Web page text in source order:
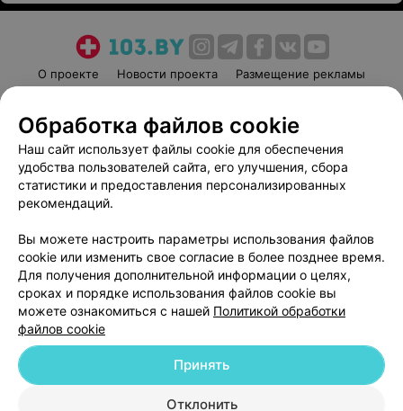
О проекте Новости проекта
Размещение рекламы
Пользовательское соглашение
Способы оплаты
Вакансии
Партнеры
Написать руководителю 103.by
Обработка персональных данных
© 2026 ООО «Артокс Лаб», УНП 191700409
| 220012, Республика Беларусь,
Обработка файлов cookie
Наш сайт использует файлы cookie для обеспечения
удобства пользователей сайта, его улучшения, сбора
статистики и предоставления персонализированных
рекомендаций.
Вы можете настроить параметры использования файлов
cookie или изменить свое согласие в более позднее время.
Для получения дополнительной информации о целях,
сроках и порядке использования файлов cookie вы
можете ознакомиться с нашей Политикой обработки
файлов cookie
Отклонить
Принять